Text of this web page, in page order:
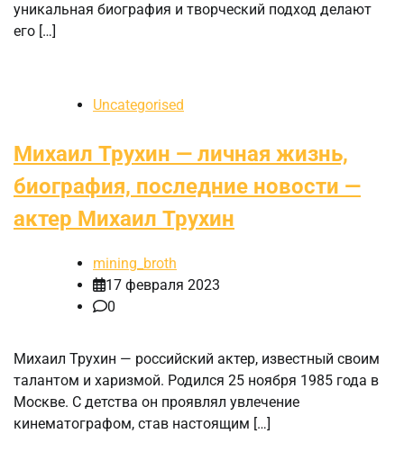
уникальная биография и творческий подход делают
его […]
Uncategorised
Михаил Трухин — личная жизнь,
биография, последние новости —
актер Михаил Трухин
mining_broth
17 февраля 2023
0
Михаил Трухин — российский актер, известный своим
талантом и харизмой. Родился 25 ноября 1985 года в
Москве. С детства он проявлял увлечение
кинематографом, став настоящим […]